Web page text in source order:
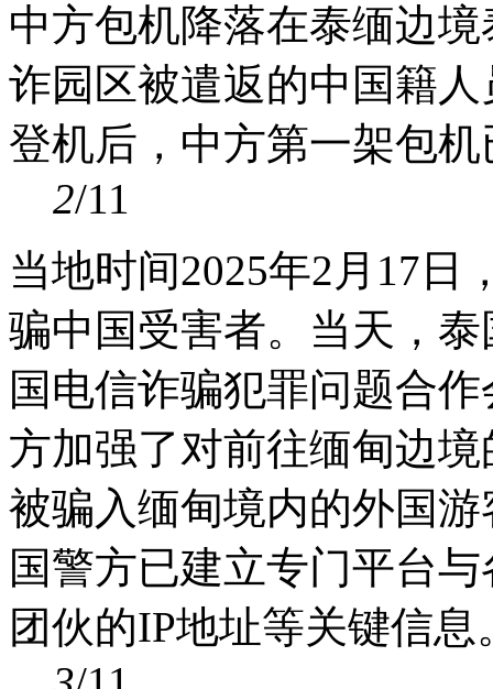
中方包机降落在泰缅边
诈园区被遣返的中国籍
登机后，中方第一架包
2/11
当地时间2025年2月17日
骗中国受害者。当天，
国电信诈骗犯罪问题合
方加强了对前往缅甸边
被骗入缅甸境内的外国
国警方已建立专门平台
团伙的IP地址等关键信